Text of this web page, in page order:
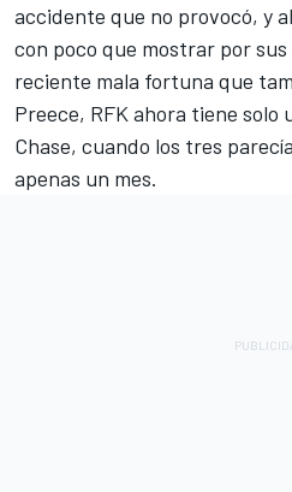
accidente que no provocó, y
con poco que mostrar por
reciente mala fortuna que
Preece, RFK ahora tiene solo
Chase, cuando los tres
apenas un mes.